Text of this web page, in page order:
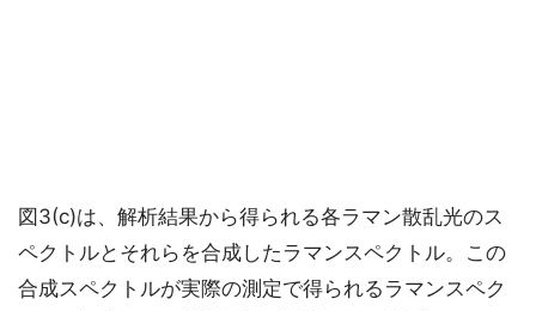
図3(c)は、解析結果から得られる各ラマン散乱光のス
ペクトルとそれらを合成したラマンスペクトル。この
合成スペクトルが実際の測定で得られるラマンスペク